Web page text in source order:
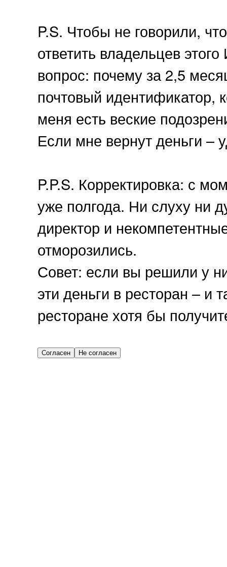
P.S. Чтобы не говорили,
ответить владельцев
вопрос: почему за 2,5
почтовый идентификатор,
меня есть веские
Если мне вернут деньги –
P.P.S. Корректировка: с
уже полгода. Ни слуху ни
директор и
отморозились.
Совет: если вы решили у
эти деньги в ресторан – и
ресторане хотя бы